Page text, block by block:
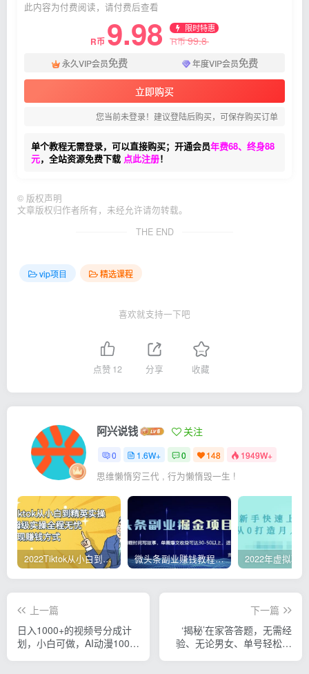
此内容为付费阅读，请付费后查看
R币 9.98 限时特惠
R币99.8
永久VIP会员免费 年度VIP会员免费
立即购买
您当前未登录！建议登陆后购买，可保存购买订单
单个教程无需登录，可以直接购买；开通会员年费68、终身88
元，全站资源免费下载 点此注册！
© 版权声明
文章版权归作者所有，未经允许请勿转载。
THE END
vip项目 精选课程
喜欢就支持一下吧
点赞 12 分享 收藏
阿兴说钱 关注
0 1.6W+ 0 148 1949W+
思维懒惰穷三代 , 行为懒惰毁一生 !
2022Tiktok从小白到精英实操，0-1保姆级实操全程无忧，多种变现赚钱方式 微头条副业赚钱教程，项目单号单天做到50-100+收益
上一篇
日入1000+的视频号分成计
划，小白可做，AI动漫100%
下一篇
‘揭秘’在家答答题，无需经
验、无论男女、单号轻松日